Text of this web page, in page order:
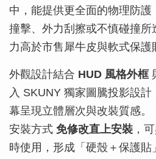
中，能提供更全面的物理防
撞擊、外力刮擦或不慎碰撞所
力高於市售犀牛皮與軟式保護
外觀設計結合 HUD 風格外框
入 SKUNY 獨家圖騰投影設
幕呈現立體層次與改裝質感。
安裝方式 免修改直上安裝 ，
時使用，形成「硬殼＋保護